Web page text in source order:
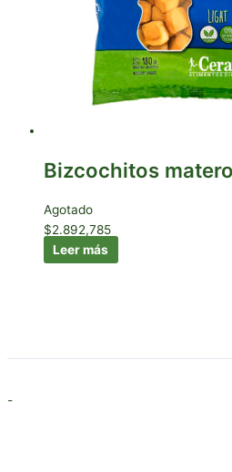
Bizcochitos
Agotado
$2.892,785
Leer más
-